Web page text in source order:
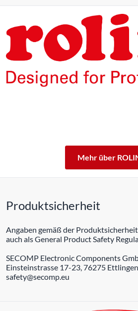
Mehr über
Produktsicherheit
Angaben gemäß der
auch als General Product Safety
SECOMP Electronic Components
Einsteinstrasse 17-23, 76275
safety@secomp.eu